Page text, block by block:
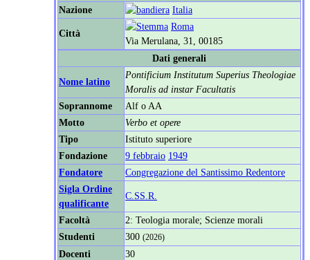
Nazione
Italia
Città
Roma
Via Merulana, 31, 00185
Dati generali
Nome latino
Pontificium Institutum Superius Theologiae
Moralis ad instar Facultatis
Soprannome
Alf o AA
Motto
Verbo et opere
Tipo
Istituto superiore
Fondazione
9 febbraio 1949
Fondatore
Congregazione del Santissimo Redentore
Sigla Ordine
qualificante
C.SS.R.
Facoltà
2: Teologia morale; Scienze morali
Studenti
300 (2026)
Docenti
30